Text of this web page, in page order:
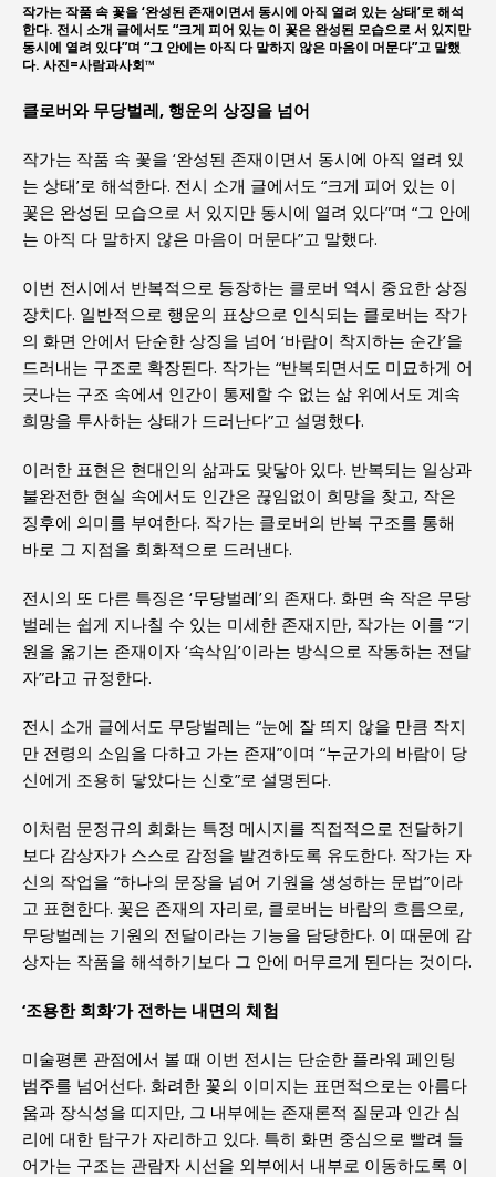
작가는 작품 속 꽃을 ‘완성된 존재이면서 동시에 아직 열려 있는 상태’로 해석
한다. 전시 소개 글에서도 “크게 피어 있는 이 꽃은 완성된 모습으로 서 있지만
동시에 열려 있다”며 “그 안에는 아직 다 말하지 않은 마음이 머문다”고 말했
다. 사진=사람과사회™
클로버와 무당벌레, 행운의 상징을 넘어
작가는 작품 속 꽃을 ‘완성된 존재이면서 동시에 아직 열려 있
는 상태’로 해석한다. 전시 소개 글에서도 “크게 피어 있는 이
꽃은 완성된 모습으로 서 있지만 동시에 열려 있다”며 “그 안에
는 아직 다 말하지 않은 마음이 머문다”고 말했다.
이번 전시에서 반복적으로 등장하는 클로버 역시 중요한 상징
장치다. 일반적으로 행운의 표상으로 인식되는 클로버는 작가
의 화면 안에서 단순한 상징을 넘어 ‘바람이 착지하는 순간’을
드러내는 구조로 확장된다. 작가는 “반복되면서도 미묘하게 어
긋나는 구조 속에서 인간이 통제할 수 없는 삶 위에서도 계속
희망을 투사하는 상태가 드러난다”고 설명했다.
이러한 표현은 현대인의 삶과도 맞닿아 있다. 반복되는 일상과
불완전한 현실 속에서도 인간은 끊임없이 희망을 찾고, 작은
징후에 의미를 부여한다. 작가는 클로버의 반복 구조를 통해
바로 그 지점을 회화적으로 드러낸다.
전시의 또 다른 특징은 ‘무당벌레’의 존재다. 화면 속 작은 무당
벌레는 쉽게 지나칠 수 있는 미세한 존재지만, 작가는 이를 “기
원을 옮기는 존재이자 ‘속삭임’이라는 방식으로 작동하는 전달
자”라고 규정한다.
전시 소개 글에서도 무당벌레는 “눈에 잘 띄지 않을 만큼 작지
만 전령의 소임을 다하고 가는 존재”이며 “누군가의 바람이 당
신에게 조용히 닿았다는 신호”로 설명된다.
이처럼 문정규의 회화는 특정 메시지를 직접적으로 전달하기
보다 감상자가 스스로 감정을 발견하도록 유도한다. 작가는 자
신의 작업을 “하나의 문장을 넘어 기원을 생성하는 문법”이라
고 표현한다. 꽃은 존재의 자리로, 클로버는 바람의 흐름으로,
무당벌레는 기원의 전달이라는 기능을 담당한다. 이 때문에 감
상자는 작품을 해석하기보다 그 안에 머무르게 된다는 것이다.
‘조용한 회화’가 전하는 내면의 체험
미술평론 관점에서 볼 때 이번 전시는 단순한 플라워 페인팅
범주를 넘어선다. 화려한 꽃의 이미지는 표면적으로는 아름다
움과 장식성을 띠지만, 그 내부에는 존재론적 질문과 인간 심
리에 대한 탐구가 자리하고 있다. 특히 화면 중심으로 빨려 들
어가는 구조는 관람자 시선을 외부에서 내부로 이동하도록 이